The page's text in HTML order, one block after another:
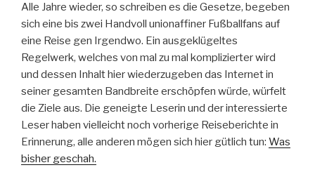
Alle Jahre wieder, so schreiben es die Gesetze, begeben
sich eine bis zwei Handvoll unionaffiner Fußballfans auf
eine Reise gen Irgendwo. Ein ausgeklügeltes
Regelwerk, welches von mal zu mal komplizierter wird
und dessen Inhalt hier wiederzugeben das Internet in
seiner gesamten Bandbreite erschöpfen würde, würfelt
die Ziele aus. Die geneigte Leserin und der interessierte
Leser haben vielleicht noch vorherige Reiseberichte in
Erinnerung, alle anderen mögen sich hier gütlich tun: Was
bisher geschah.